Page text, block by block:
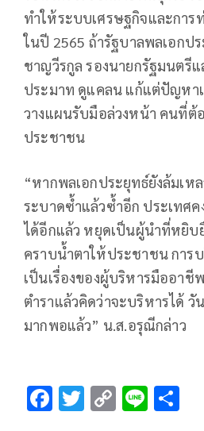
ทำให้ระบบเศรษฐกิจและการ
ในปี 2565 ถ้ารัฐบาลพลเอกป
ชาญวีรกูล รองนายกรัฐมนตรี
ประมาท ดูแคลน แก้แต่ปัญหา
วางแผนรับมือล่วงหน้า คนที่ต้
ประชาชน
“หากพลเอกประยุทธ์ยังล้มเห
ระบาดซ้ำแล้วซ้ำอีก ประเทศค
ได้อีกแล้ว หยุดเป็นผู้นำที่หยิบ
คราบน้ำตาให้ประชาชน การ
เป็นเรื่องของผู้บริหารมืออา
ตำราแล้วคิดว่าจะบริหารได้
มากพอแล้ว” น.ส.อรุณีกล่าว
F T C Li